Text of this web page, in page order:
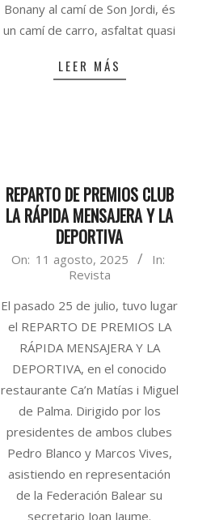
Bonany al camí de Son Jordi, és
un camí de carro, asfaltat quasi
LEER MÁS
REPARTO DE PREMIOS CLUB
LA RÁPIDA MENSAJERA Y LA
DEPORTIVA
2025-
11
On: 11 agosto, 2025
In:
Revista
El pasado 25 de julio, tuvo lugar
el REPARTO DE PREMIOS LA
RÁPIDA MENSAJERA Y LA
DEPORTIVA, en el conocido
restaurante Ca’n Matías i Miguel
de Palma. Dirigido por los
presidentes de ambos clubes
Pedro Blanco y Marcos Vives,
asistiendo en representación
de la Federación Balear su
secretario Joan Jaume.